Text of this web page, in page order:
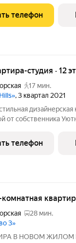
телефон
студия · 12
17 мин.
, 3 квартал 2021
от собственника
вариант для молодой
телефон
комнатная
28 мин.
3»
В НОВОМ ЖИЛОМ